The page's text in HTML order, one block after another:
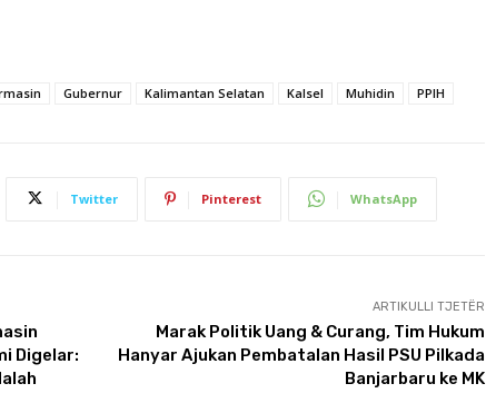
Gubernur Kalimantan Selatan Kalsel Muhidin PPIH
Twitter Pinterest WhatsApp
Digelar:
ARTIKULLI TJETËR
Marak Politik Uang & Curang, Tim Hukum
Hanyar Ajukan Pembatalan Hasil PSU Pilkada
Banjarbaru ke MK